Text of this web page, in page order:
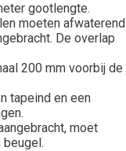
gootlengte.
moeten afwaterend
De overlap
200 mm voorbij de
tapeind en een
moet